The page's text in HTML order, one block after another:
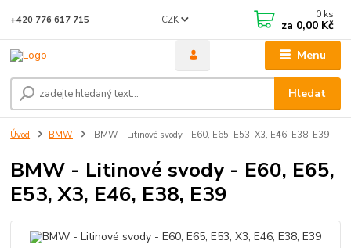
Menu
CZK
Hledat
+420 776 617 715 0 ks
za 0,00 Kč
Úvod BMW BMW - Litinové svody - E60, E65, E53, X3, E46, E38, E39
BMW - Litinové svody - E60, E65,
E53, X3, E46, E38, E39